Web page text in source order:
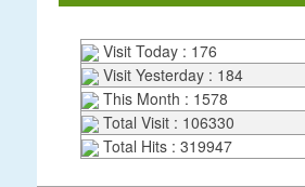
Visit Today : 176
Visit Yesterday : 184
This Month : 1578
Total Visit : 106330
Total Hits : 319947